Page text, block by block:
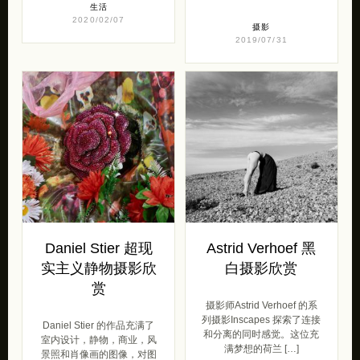
生活
2020/02/07
摄影
2019/07/31
Daniel Stier 超现
实主义静物摄影欣
赏
Daniel Stier 的作品充满了
室内设计，静物，商业，风
景照和肖像画的图像，对图
Astrid Verhoef 黑
白摄影欣赏
摄影师Astrid Verhoef 的系
列摄影Inscapes 探索了连接
和分离的同时感觉。这位充
满梦想的荷兰 […]